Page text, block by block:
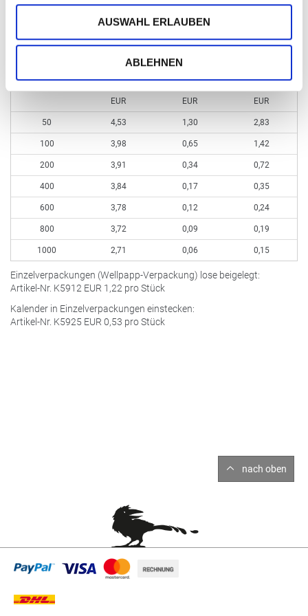
AUSWAHL ERLAUBEN
ABLEHNEN
Bearbeitung / Retusche nach Aufwand
Kleinmengen bis 49 StückEUR5,21 (kein Aufdruck möglich)
Bestellmenge ab
50
100
200
400
600
800
1000
ohne Aufdruck
pro Stück
EUR
4,53
3,98
3,91
3,84
3,78
3,72
2,71
Schwarz pro
Stück
EUR
1,30
0,65
0,34
0,17
0,12
0,09
0,06
Stück
EUR
2,83
1,42
0,72
0,35
0,24
0,19
0,15
Einzelverpackungen (Wellpapp-Verpackung) lose beigelegt:
Artikel-Nr. K5912 EUR 1,22 pro Stück
Kalender in Einzelverpackungen einstecken:
Artikel-Nr. K5925 EUR 0,53 pro Stück
nach oben